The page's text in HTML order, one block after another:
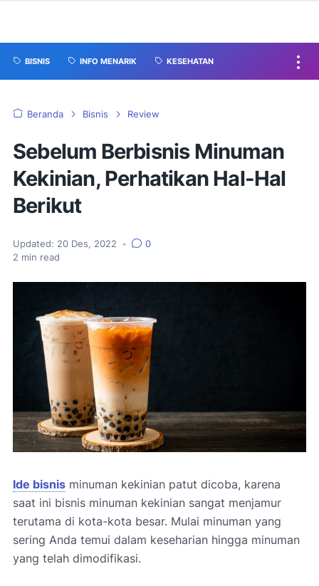
BISNIS INFO MENARIK KESEHATAN
Beranda Bisnis Review
Sebelum Berbisnis Minuman
Kekinian, Perhatikan Hal-Hal
Berikut
Updated: 20 Des, 2022 •
0
2 min read
Ide bisnis minuman kekinian patut dicoba, karena
saat ini bisnis minuman kekinian sangat menjamur
terutama di kota-kota besar. Mulai minuman yang
sering Anda temui dalam keseharian hingga minuman
yang telah dimodifikasi.